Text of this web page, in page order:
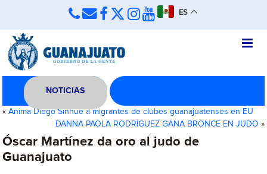
ES
NOTICIAS
«Anima Diego Sinhue a migrantes de clubes guanajuatenses en EU
DANNA PAOLA RODRÍGUEZ GANA BRONCE EN JUDO »
Óscar Martínez da oro al judo de
Guanajuato